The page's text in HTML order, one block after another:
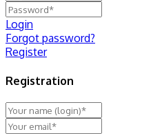
Login
Forgot password?
Register
Registration